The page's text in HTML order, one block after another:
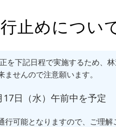
止めについ
を下記日程で実施するため、
せんので注意願います。
日（水）午前中を予定
行可能となりますので、ご理解